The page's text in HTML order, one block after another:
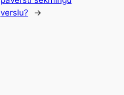
verslu?
→